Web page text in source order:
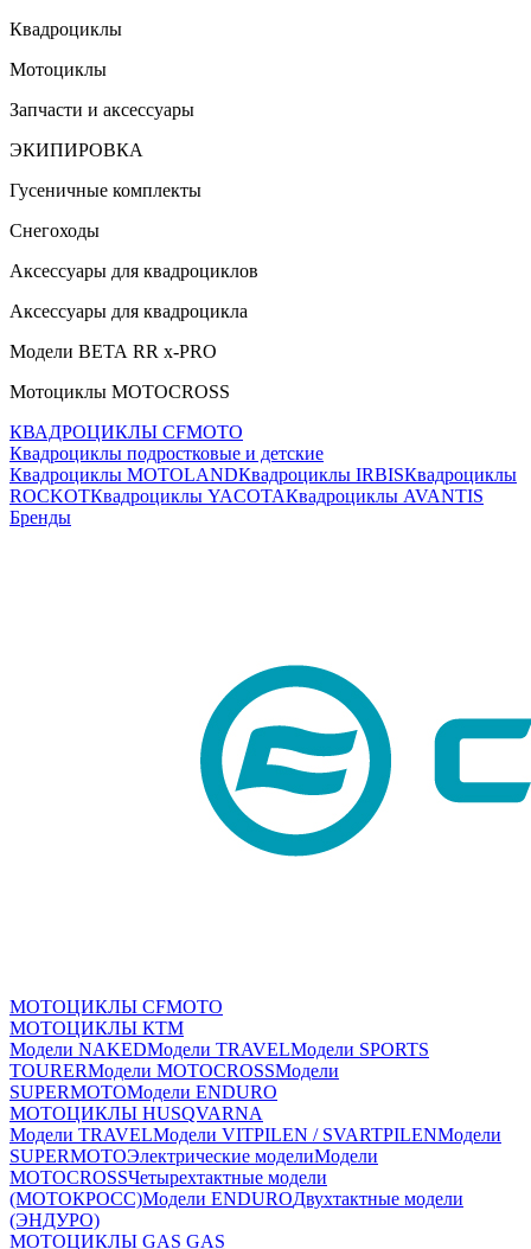
Квадроциклы
Мотоциклы
Запчасти и аксессуары
ЭКИПИРОВКА
Гусеничные комплекты
Снегоходы
Аксессуары для квадроциклов
Аксессуары для квадроцикла
Модели ВЕТА RR x-PRO
Мотоциклы MOTOCROSS
КВАДРОЦИКЛЫ CFMOTO
Квадроциклы подростковые и детские
Квадроциклы MOTOLANDКвадроциклы IRBISКвадроциклы
ROCKOTКвадроциклы YACOTAКвадроциклы AVANTIS
Бренды
МОТОЦИКЛЫ CFMOTO
МОТОЦИКЛЫ КТМ
Модели NAKEDМодели TRAVELМодели SPORTS
TOURERМодели MOTOCROSSМодели
SUPERMOTOМодели ENDURO
МОТОЦИКЛЫ HUSQVARNA
Модели TRAVELМодели VITPILEN / SVARTPILENМодели
SUPERMOTOЭлектрические моделиМодели
MOTOCROSSЧетырехтактные модели
(МОТОКРОСС)Модели ENDUROДвухтактные модели
(ЭНДУРО)
МОТОЦИКЛЫ GAS GAS